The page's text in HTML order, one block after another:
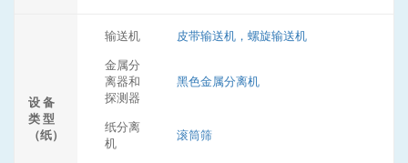
设 备
类 型
（纸）
输送机
皮带输送机，螺旋输送机
金属分
离器和
探测器
黑色金属分离机
纸分离
机
滚筒筛